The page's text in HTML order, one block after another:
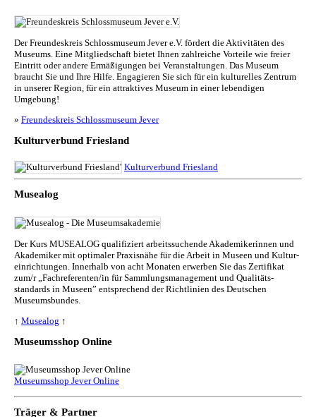
Der Freundeskreis Schlossmuseum Jever e.V. fördert die Aktivitäten des
Museums. Eine Mitgliedschaft bietet Ihnen zahlreiche Vorteile wie freier
Eintritt oder andere Ermäßigungen bei Veranstaltungen. Das Museum
braucht Sie und Ihre Hilfe. Engagieren Sie sich für ein kulturelles Zentrum
in unserer Region, für ein attraktives Museum in einer lebendigen
Umgebung!
» Freundeskreis Schlossmuseum Jever
Kulturverbund Friesland
Kulturverbund Friesland
Musealog
Der Kurs MUSEALOG qualifiziert arbeitssuchende Akademikerinnen und
Akademiker mit optimaler Praxisnähe für die Arbeit in Museen und Kul­tur­
ein­rich­tun­gen. Innerhalb von acht Monaten erwerben Sie das Zertifikat
zum/r „Fachreferenten/in für Sammlungs­management und Qualitäts­
standards in Museen” entsprechend der Richtlinien des Deutschen
Museumsbundes.
↑ Musealog ↑
Museumsshop Online
Museumsshop Jever Online
Träger & Partner